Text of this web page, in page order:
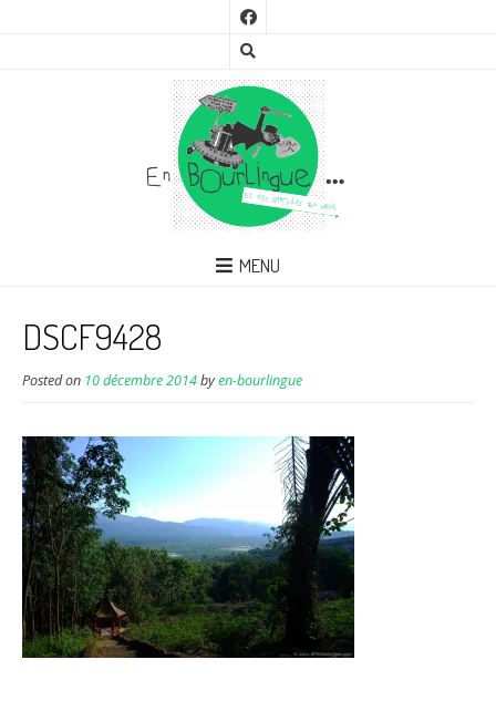
MENU
DSCF9428
Posted on 10 décembre 2014byen-bourlingue